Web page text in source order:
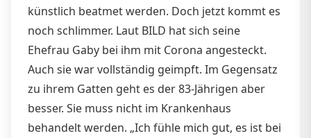
künstlich beatmet werden. Doch jetzt kommt es
noch schlimmer. Laut BILD hat sich seine
Ehefrau Gaby bei ihm mit Corona angesteckt.
Auch sie war vollständig geimpft. Im Gegensatz
zu ihrem Gatten geht es der 83-Jährigen aber
besser. Sie muss nicht im Krankenhaus
behandelt werden. „Ich fühle mich gut, es ist bei